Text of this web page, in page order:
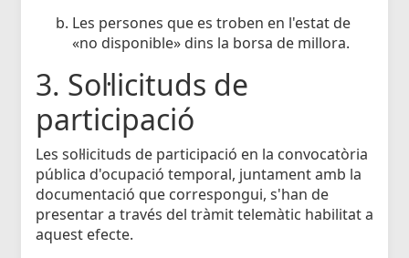
Les persones que es troben en l'estat de
«no disponible» dins la borsa de millora.
3. Sol·licituds de
participació
Les sol·licituds de participació en la convocatòria
pública d'ocupació temporal, juntament amb la
documentació que correspongui, s'han de
presentar a través del tràmit telemàtic habilitat a
aquest efecte.